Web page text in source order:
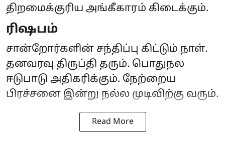
திறமைக்குரிய அங்கீகாரம் கிடைக்கும்.
ரிஷபம்
சான்றோர்களின் சந்திப்பு கிட்டும் நாள்.
தனவரவு திருப்தி தரும். பொதுநல
ஈடுபாடு அதிகரிக்கும். நேற்றைய
பிரச்சனை இன்று நல்ல முடிவிற்கு வரும்.
Read More